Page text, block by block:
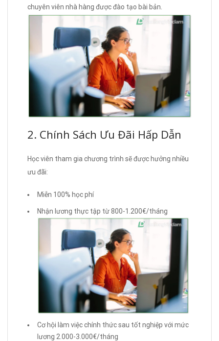
chuyên viên nhà hàng được đào tạo bài bản.
2. Chính Sách Ưu Đãi Hấp Dẫn
Học viên tham gia chương trình sẽ được hưởng nhiều
ưu đãi:
Miễn 100% học phí
Nhận lương thực tập từ 800-1.200€/tháng
Cơ hội làm việc chính thức sau tốt nghiệp với mức
lương 2.000-3.000€/tháng